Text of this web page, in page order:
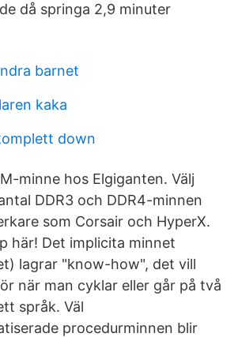
då springa 2,9 minuter
barnet
kaka
down
minne hos Elgiganten. Välj
DDR3 och DDR4-minnen
som Corsair och HyperX.
här! Det implicita minnet
lagrar "know-how", det vill
när man cyklar eller går på två
språk. Väl
procedurminnen blir